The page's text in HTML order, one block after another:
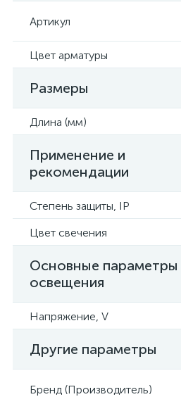
Артикул
Цвет арматуры
Размеры
Длина (мм)
Применение и
рекомендации
Степень защиты, IP
Цвет свечения
Основные параметры
освещения
Напряжение, V
Другие параметры
Бренд (Производитель)